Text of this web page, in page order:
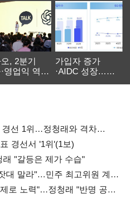
, 2분기
영업익 역대
가입자 증가
·AIDC 성장…
경선 1위…정청래와 격차
경선서 '1위'(1보)
"갈등은 제가 수습"
대 말라"…민주 최고위원 계파
로 노력"…정청래 "반명 공세